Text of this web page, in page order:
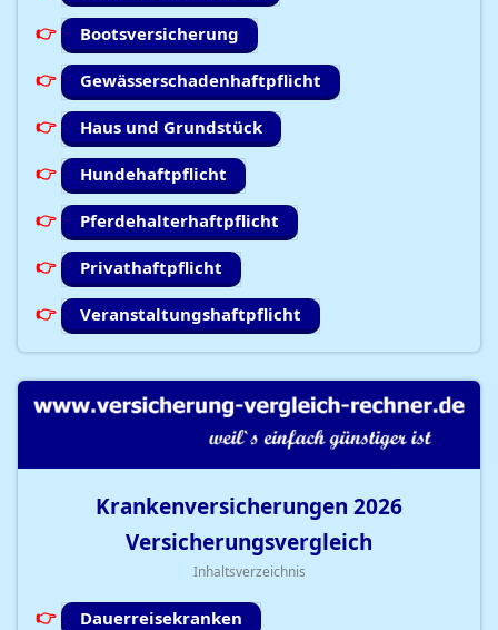
Bootsversicherung
Gewässerschadenhaftpflicht
Haus und Grundstück
Hundehaftpflicht
Pferdehalterhaftpflicht
Privathaftpflicht
Veranstaltungshaftpflicht
Krankenversicherungen 2026
Versicherungsvergleich
Inhaltsverzeichnis
Dauerreisekranken